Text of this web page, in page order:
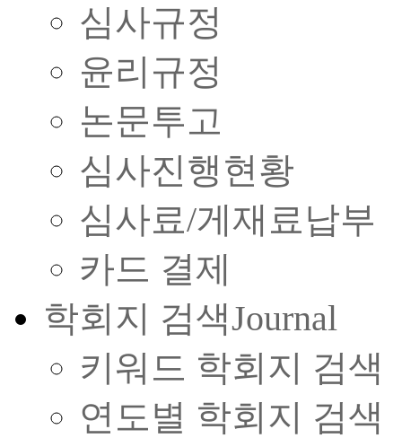
심사규정
윤리규정
논문투고
심사진행현황
심사료/게재료납부
카드 결제
학회지 검색Journal
키워드 학회지 검색
연도별 학회지 검색